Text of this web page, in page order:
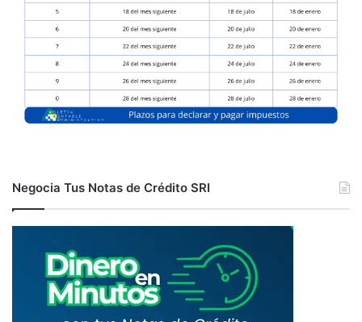
Negocia Tus Notas de Crédito SRI